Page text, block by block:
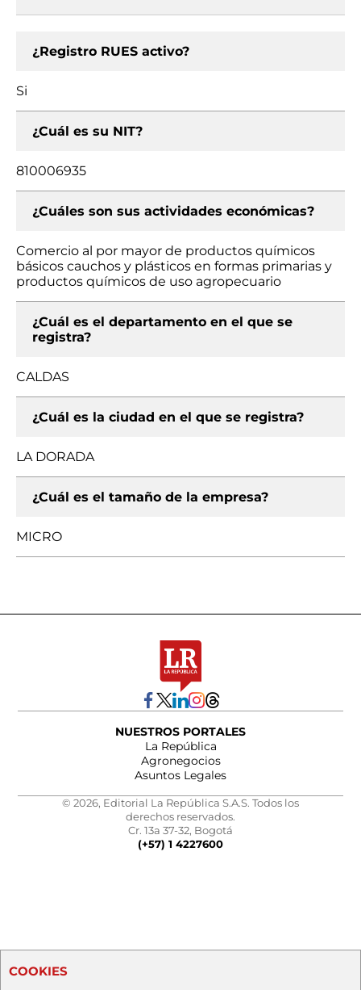
¿Registro RUES activo?
Si
¿Cuál es su NIT?
810006935
¿Cuáles son sus actividades económicas?
Comercio al por mayor de productos químicos
básicos cauchos y plásticos en formas primarias y
productos químicos de uso agropecuario
¿Cuál es el departamento en el que se
registra?
CALDAS
¿Cuál es la ciudad en el que se registra?
LA DORADA
¿Cuál es el tamaño de la empresa?
MICRO
NUESTROS PORTALES
La República
Agronegocios
Asuntos Legales
© 2026, Editorial La República S.A.S. Todos los
derechos reservados.
Cr. 13a 37-32, Bogotá
(+57) 1 4227600
COOKIES